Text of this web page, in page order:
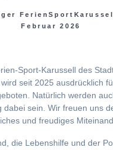
Februar 2026
Sport-Karussell des
seit 2025 ausdrücklich
Natürlich werden
dabei sein. Wir freuen uns
und freudiges
die Lebenshilfe und der